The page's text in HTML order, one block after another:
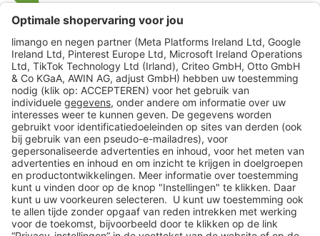
limango
Veilig winkelen
Klantenservice
Shop
Acties